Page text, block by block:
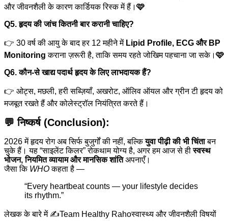
और जीवनशैली के कारण कार्डियक रिस्क में हैं। 🩷
Q5. हृदय की जांच कितनी बार करानी चाहिए?
👉 30 वर्ष की आयु के बाद हर 12 महीने में Lipid Profile, ECG और BP
Monitoring कराना ज़रूरी है, ताकि समय रहते जोखिम पहचाना जा सके। 🩷
Q6. कौन-से खाद्य पदार्थ हृदय के लिए लाभदायक हैं?
👉 ओट्स, मछली, हरी सब्ज़ियाँ, अखरोट, ऑलिव ऑयल और ग्रीन टी हृदय को
मजबूत रखते हैं और कोलेस्ट्रॉल नियंत्रित करते हैं।
💬निष्कर्ष (Conclusion):
2026 में हृदय रोग अब सिर्फ बुजुर्गों की नहीं, बल्कियुवा पीढ़ी की भी चिंताबन
चुके हैं। यह “साइलेंट किलर” रोकथाम योग्य है, अगर हम आज से हीस्वस्थ
भोजन, नियमित व्यायाम और मानसिक शांतिअपनाएँ।
जैसा कि WHOकहता है —
“Every heartbeat counts — your lifestyle decides
its rhythm.”
लेखक के बारे में ✍️Team Healthy Rahoस्वास्थ्य और जीवनशैली विषयों